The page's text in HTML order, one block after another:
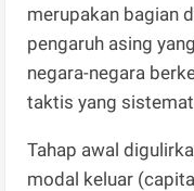
merupakan bagian
pengaruh asing
negara-negara
taktis yang
Tahap awal
modal keluar